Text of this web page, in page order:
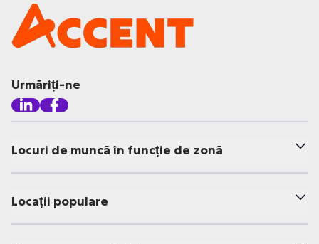
Urmăriți-ne
Locuri de muncă în funcție de zonă
Locații populare